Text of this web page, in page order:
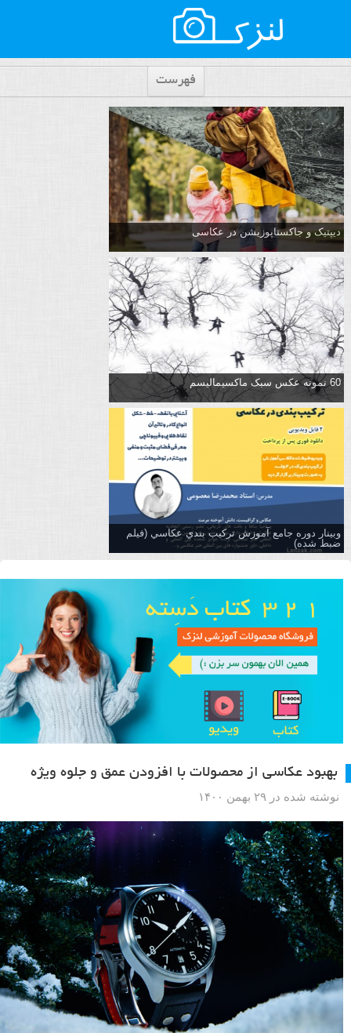
فهرست
دیپتیک و جاکستا‌پوزیشن در عکاسی
60 نمونه عکس سبک ماکسیمالیسم
وبینار دوره جامع آموزش تركيب بندي عكاسي (فیلم
ضبط شده)
بهبود عکاسی از محصولات با افزودن عمق و جلوه ویژه
نوشته شده در ۲۹ بهمن ۱۴۰۰